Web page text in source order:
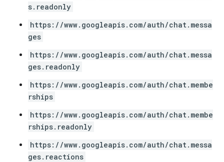
s.readonly
https://www.googleapis.com/auth/chat.messa
ges
https://www.googleapis.com/auth/chat.messa
ges.readonly
https://www.googleapis.com/auth/chat.membe
rships
https://www.googleapis.com/auth/chat.membe
rships.readonly
https://www.googleapis.com/auth/chat.messa
ges.reactions